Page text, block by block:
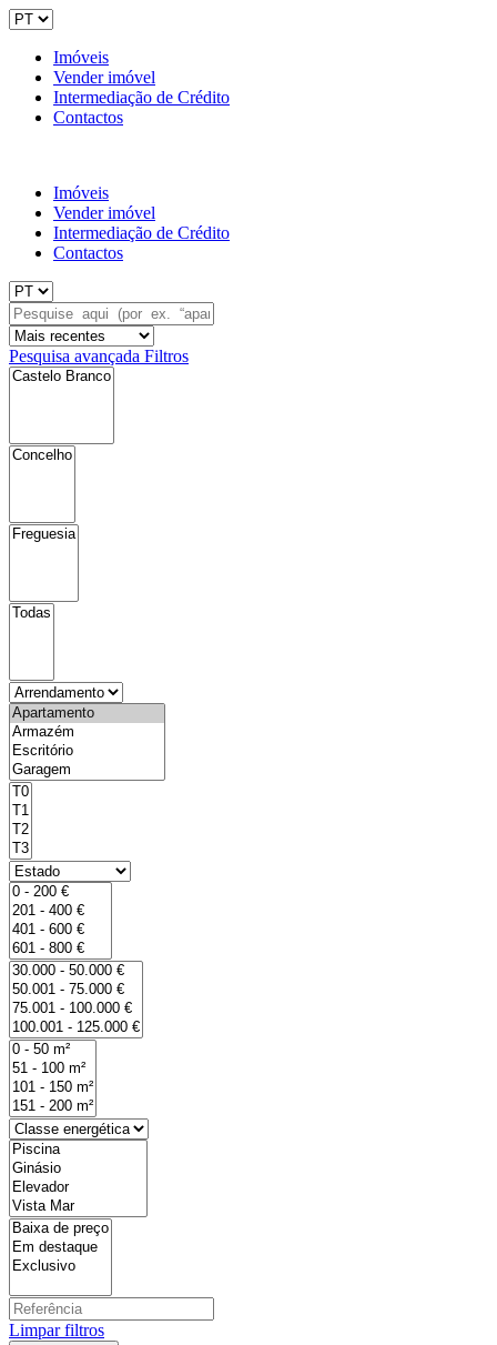
Imóveis
Vender imóvel
Intermediação de Crédito
Contactos
Imóveis
Vender imóvel
Intermediação de Crédito
Contactos
Pesquisa avançada Filtros
Limpar filtros